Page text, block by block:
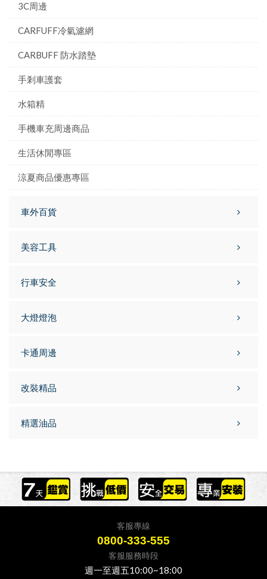
3C周邊
CARFUFF冷氣濾網
CARBUFF 防水踏墊
手剎車護套
水箱精
手機車充周邊商品
生活休閒專區
涼夏商品優惠專區
車外百貨
美容工具
行車安全
大燈燈泡
卡通周邊
改裝精品
精選油品
客服專線
0800-333-555
客服服務時段
週一至週五10:00~18:00